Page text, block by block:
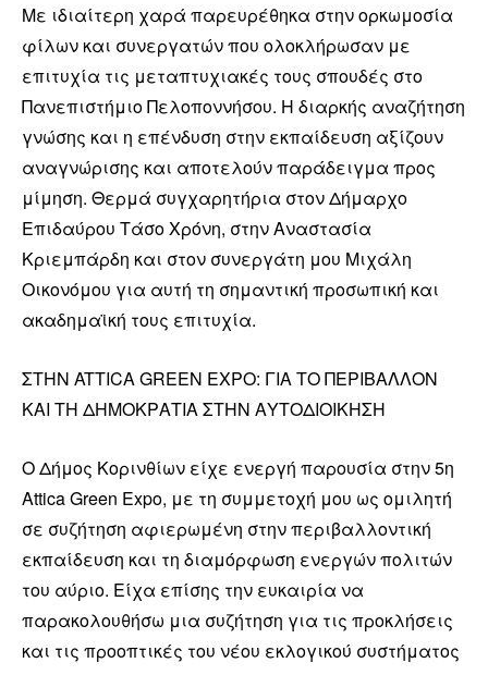
Με ιδιαίτερη χαρά παρευρέθηκα στην ορκωμοσία
φίλων και συνεργατών που ολοκλήρωσαν με
επιτυχία τις μεταπτυχιακές τους σπουδές στο
Πανεπιστήμιο Πελοποννήσου. Η διαρκής αναζήτηση
γνώσης και η επένδυση στην εκπαίδευση αξίζουν
αναγνώρισης και αποτελούν παράδειγμα προς
μίμηση. Θερμά συγχαρητήρια στον Δήμαρχο
Επιδαύρου Τάσο Χρόνη, στην Αναστασία
Κριεμπάρδη και στον συνεργάτη μου Μιχάλη
Οικονόμου για αυτή τη σημαντική προσωπική και
ακαδημαϊκή τους επιτυχία.
ΣΤΗΝ ATTICA GREEN EXPO: ΓΙΑ ΤΟ ΠΕΡΙΒΑΛΛΟΝ
ΚΑΙ ΤΗ ΔΗΜΟΚΡΑΤΙΑ ΣΤΗΝ ΑΥΤΟΔΙΟΙΚΗΣΗ
Ο Δήμος Κορινθίων είχε ενεργή παρουσία στην 5η
Attica Green Expo, με τη συμμετοχή μου ως ομιλητή
σε συζήτηση αφιερωμένη στην περιβαλλοντική
εκπαίδευση και τη διαμόρφωση ενεργών πολιτών
του αύριο. Είχα επίσης την ευκαιρία να
παρακολουθήσω μια συζήτηση για τις προκλήσεις
και τις προοπτικές του νέου εκλογικού συστήματος